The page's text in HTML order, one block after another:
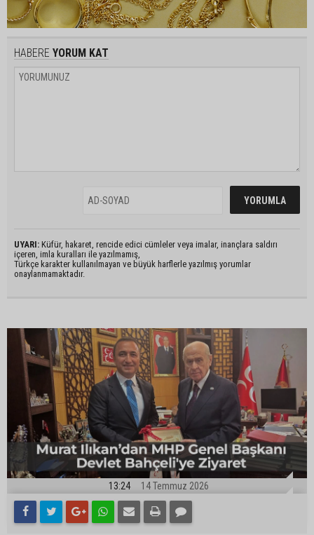
HABERE YORUM KAT
UYARI: Küfür, hakaret, rencide edici cümleler veya imalar, inançlara saldırı
içeren, imla kuralları ile yazılmamış,
Türkçe karakter kullanılmayan ve büyük harflerle yazılmış yorumlar
onaylanmamaktadır.
13:24 14 Temmuz 2026